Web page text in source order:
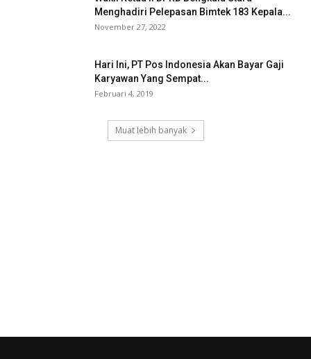
Menghadiri Pelepasan Bimtek 183 Kepala...
November 27, 2022
Hari Ini, PT Pos Indonesia Akan Bayar Gaji
Karyawan Yang Sempat...
Februari 4, 2019
Muat lebih banyak